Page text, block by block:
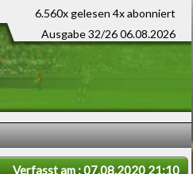
6.560x gelesen 4x abonniert
Ausgabe 32/26 06.08.2026
Verfasst am : 07.08.2020 21:10